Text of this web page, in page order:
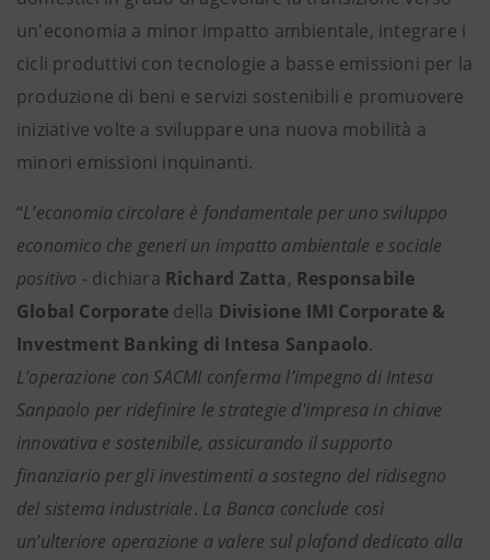
un'economia a minor impatto ambientale, integrare i
cicli produttivi con tecnologie a basse emissioni per la
produzione di beni e servizi sostenibili e promuovere
iniziative volte a sviluppare una nuova mobilità a
minori emissioni inquinanti.
“L’economia circolare è fondamentale per uno sviluppo
economico che generi un impatto ambientale e sociale
positivo - dichiara Richard Zatta, Responsabile
Global Corporate della Divisione IMI Corporate &
Investment Banking di Intesa Sanpaolo.
L’operazione con SACMI conferma l’impegno di Intesa
Sanpaolo per ridefinire le strategie d'impresa in chiave
innovativa e sostenibile, assicurando il supporto
finanziario per gli investimenti a sostegno del ridisegno
del sistema industriale. La Banca conclude così
un’ulteriore operazione a valere sul plafond dedicato alla